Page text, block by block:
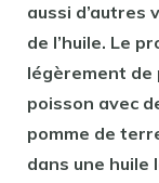
aussi
de l’huile. Le
légèrement de
poisson avec
pomme de
dans une huile